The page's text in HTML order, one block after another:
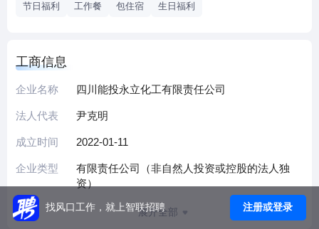
节日福利
工作餐 包住宿 生日福利
工商信息
企业名称 四川能投永立化工有限责任公司
法人代表 尹克明
成立时间 2022-01-11
企业类型
有限责任公司（非自然人投资或控股的法人独
资）
展开全部
找风口工作，就上智联招聘 注册或登录